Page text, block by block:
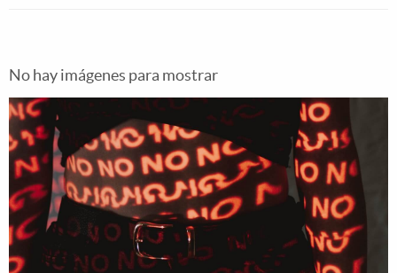
No hay imágenes para mostrar